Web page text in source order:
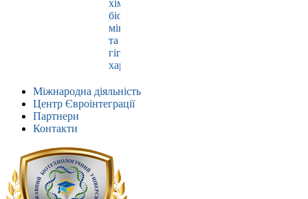
хімії,
біохімії,
мікробіології
та
гігієни
харчування
Міжнародна діяльність
Центр Євроінтеграції
Партнери
Контакти